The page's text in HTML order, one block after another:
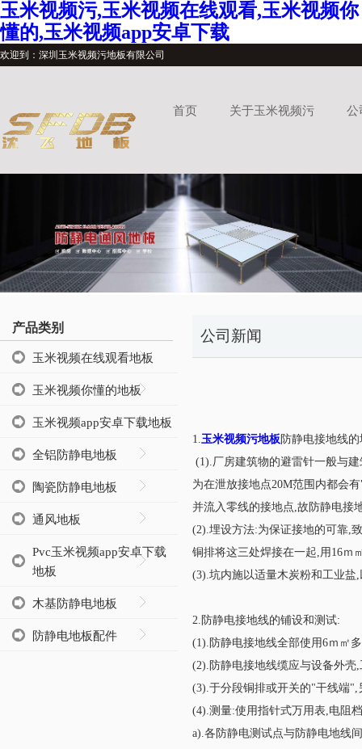
玉米视频污,玉米视频在线观看,玉米视频你
懂的,玉米视频app安卓下载
欢迎到：深圳玉米视频污地板有限公司
首页 关于玉米视频污 公
产品类别
玉米视频在线观看地板
玉米视频你懂的地板
玉米视频app安卓下载地板
全铝防静电地板
陶瓷防静电地板
通风地板
Pvc玉米视频app安卓下载
地板
木基防静电地板
防静电地板配件
公司新闻
1.玉米视频污地板防静电接地线
(1).厂房建筑物的避雷针一般与
为在泄放接地点20M范围内都会
并流入零线的接地点,故防静电接
(2).埋设方法:为保证接地的可靠,
铜排将这三处焊接在一起,用16ｍ
(3).坑内施以适量木炭粉和工业盐,
2.防静电接地线的铺设和测试:
(1).防静电接地线全部使用6ｍ㎡
(2).防静电接地线缆应与设备外
(3).于分段铜排或开关的"干线端
(4).测量:使用指针式万用表,电阻
a).各防静电测试点与防静电地线